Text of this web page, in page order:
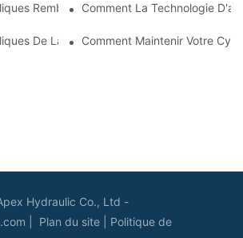
Rembourrés: Réduction De L'impact &
Comment La Technologie
De La Charrue De Neige:
Comment Maintenir Votre
Hydraulic Co., Ltd -
| Plan du site
Politique de